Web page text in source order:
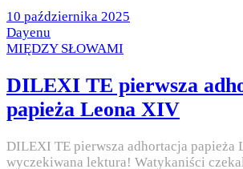
Posted
on
10 października 2025
by
Dayenu
Posted
MIĘDZY SŁOWAMI
DILEXI TE pierwsza
papieża Leona XIV
DILEXI TE pierwsza adhortacja papieża
wyczekiwana lektura! Watykaniści